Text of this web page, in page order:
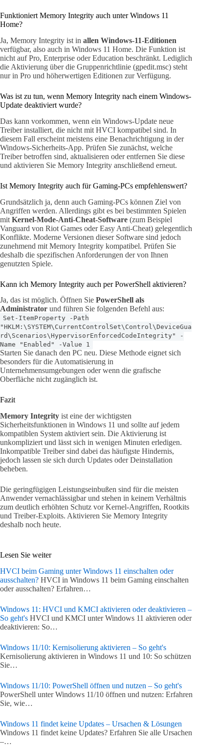
Funktioniert Memory Integrity auch unter Windows 11
Home?
Ja, Memory Integrity ist in allen Windows-11-Editionen
verfügbar, also auch in Windows 11 Home. Die Funktion ist
nicht auf Pro, Enterprise oder Education beschränkt. Lediglich
die Aktivierung über die Gruppenrichtlinie (gpedit.msc) steht
nur in Pro und höherwertigen Editionen zur Verfügung.
Was ist zu tun, wenn Memory Integrity nach einem Windows-
Update deaktiviert wurde?
Das kann vorkommen, wenn ein Windows-Update neue
Treiber installiert, die nicht mit HVCI kompatibel sind. In
diesem Fall erscheint meistens eine Benachrichtigung in der
Windows-Sicherheits-App. Prüfen Sie zunächst, welche
Treiber betroffen sind, aktualisieren oder entfernen Sie diese
und aktivieren Sie Memory Integrity anschließend erneut.
Ist Memory Integrity auch für Gaming-PCs empfehlenswert?
Grundsätzlich ja, denn auch Gaming-PCs können Ziel von
Angriffen werden. Allerdings gibt es bei bestimmten Spielen
mit Kernel-Mode-Anti-Cheat-Software (zum Beispiel
Vanguard von Riot Games oder Easy Anti-Cheat) gelegentlich
Konflikte. Moderne Versionen dieser Software sind jedoch
zunehmend mit Memory Integrity kompatibel. Prüfen Sie
deshalb die spezifischen Anforderungen der von Ihnen
genutzten Spiele.
Kann ich Memory Integrity auch per PowerShell aktivieren?
Ja, das ist möglich. Öffnen Sie PowerShell als
Administrator und führen Sie folgenden Befehl aus:
Set-ItemProperty -Path
"HKLM:\SYSTEM\CurrentControlSet\Control\DeviceGua
rd\Scenarios\HypervisorEnforcedCodeIntegrity" -
Name "Enabled" -Value 1
Starten Sie danach den PC neu. Diese Methode eignet sich
besonders für die Automatisierung in
Unternehmensumgebungen oder wenn die grafische
Oberfläche nicht zugänglich ist.
Fazit
Memory Integrity ist eine der wichtigsten
Sicherheitsfunktionen in Windows 11 und sollte auf jedem
kompatiblen System aktiviert sein. Die Aktivierung ist
unkompliziert und lässt sich in wenigen Minuten erledigen.
Inkompatible Treiber sind dabei das häufigste Hindernis,
jedoch lassen sie sich durch Updates oder Deinstallation
beheben.
Die geringfügigen Leistungseinbußen sind für die meisten
Anwender vernachlässigbar und stehen in keinem Verhältnis
zum deutlich erhöhten Schutz vor Kernel-Angriffen, Rootkits
und Treiber-Exploits. Aktivieren Sie Memory Integrity
deshalb noch heute.
Lesen Sie weiter
HVCI beim Gaming unter Windows 11 einschalten oder
ausschalten? HVCI in Windows 11 beim Gaming einschalten
oder ausschalten? Erfahren…
Windows 11: HVCI und KMCI aktivieren oder deaktivieren –
So geht's HVCI und KMCI unter Windows 11 aktivieren oder
deaktivieren: So…
Windows 11/10: Kernisolierung aktivieren – So geht's
Kernisolierung aktivieren in Windows 11 und 10: So schützen
Sie…
Windows 11/10: PowerShell öffnen und nutzen – So geht's
PowerShell unter Windows 11/10 öffnen und nutzen: Erfahren
Sie, wie…
Windows 11 findet keine Updates – Ursachen & Lösungen
Windows 11 findet keine Updates? Erfahren Sie alle Ursachen
–…